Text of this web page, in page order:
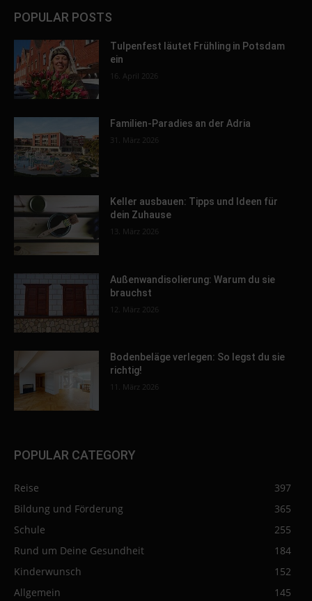
POPULAR POSTS
Tulpenfest läutet Frühling in Potsdam
ein
16. April 2026
Familien-Paradies an der Adria
31. März 2026
Keller ausbauen: Tipps und Ideen für
dein Zuhause
13. März 2026
Außenwandisolierung: Warum du sie
brauchst
12. März 2026
Bodenbeläge verlegen: So legst du sie
richtig!
11. März 2026
POPULAR CATEGORY
Reise
397
Bildung und Förderung
365
Schule
255
Rund um Deine Gesundheit
184
Kinderwunsch
152
Allgemein
145